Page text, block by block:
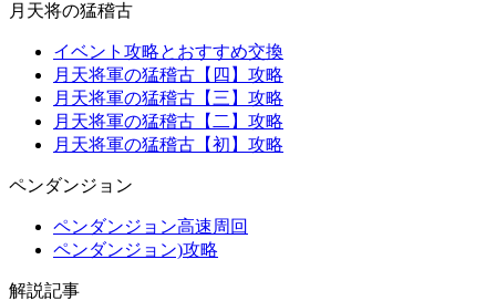
月天将の猛稽古
イベント攻略とおすすめ交換
月天将軍の猛稽古【四】攻略
月天将軍の猛稽古【三】攻略
月天将軍の猛稽古【二】攻略
月天将軍の猛稽古【初】攻略
ペンダンジョン
ペンダンジョン高速周回
ペンダンジョン)攻略
解説記事